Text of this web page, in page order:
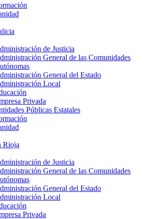
de Justicia
General de las Comunidades
General del Estado
Local
Privada
Públicas Estatales
Rioja
de Justicia
General de las Comunidades
General del Estado
Local
Privada